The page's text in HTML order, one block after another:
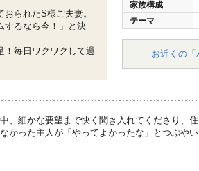
家族構成
テーマ
お近くの
られたS様ご夫妻。
するなら今！」と決
！毎日ワクワクして過
、細かな要望まで快く聞き入れてくださり、
かった主人が「やってよかったな」とつぶや